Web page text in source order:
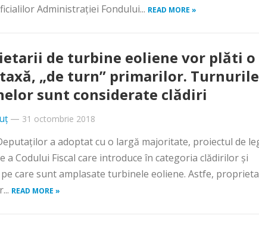
Administraţiei Fondului... READ MORE »
de turbine eoliene vor plăti o
„de turn” primarilor. Turnurile
sunt considerate clădiri
— 31 octombrie 2018
a adoptat cu o largă majoritate, proiectul de
a Codului Fiscal care introduce în categoria clădirilor şi
care sunt amplasate turbinele eoliene. Astfe,
READ MORE »